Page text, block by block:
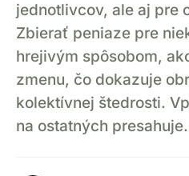
jednotlivcov, ale aj pre
Zbierať peniaze pre
hrejivým spôsobom,
zmenu, čo dokazuje
kolektívnej štedrosti.
na ostatných